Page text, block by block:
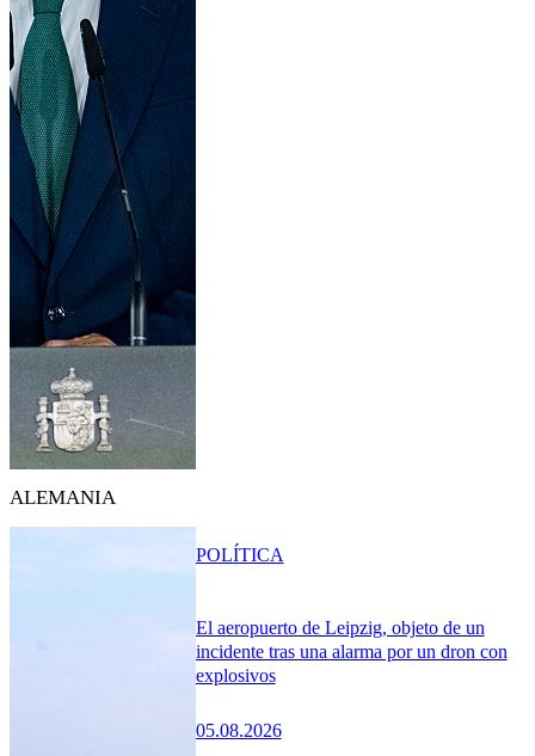
ALEMANIA
El aeropuerto de Leipzig, objeto de un
incidente tras una alarma por un dron con
explosivos
05.08.2026
POLÍTICA